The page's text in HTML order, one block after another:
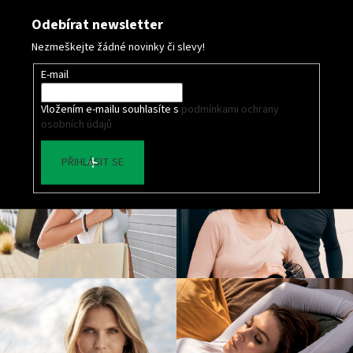
Odebírat newsletter
Nezmeškejte žádné novinky či slevy!
E-mail
Vložením e-mailu souhlasíte s podmínkami ochrany
osobních údajů
PŘIHLÁSIT SE